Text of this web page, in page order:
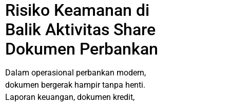
Risiko Keamanan di
Balik Aktivitas Share
Dokumen Perbankan
Dalam operasional perbankan modern,
dokumen bergerak hampir tanpa henti.
Laporan keuangan, dokumen kredit,